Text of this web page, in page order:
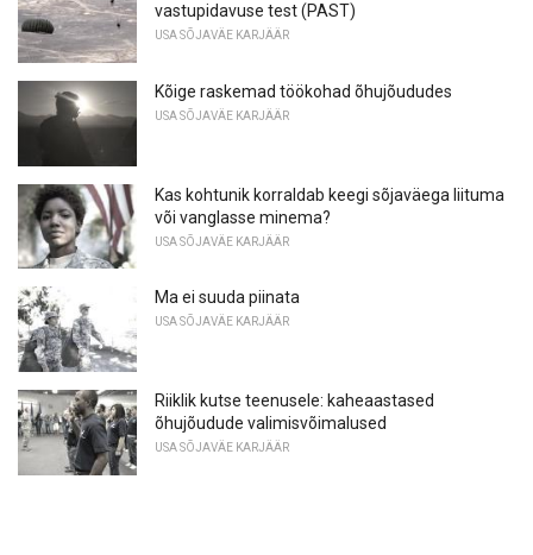
vastupidavuse test (PAST)
USA SÕJAVÄE KARJÄÄR
Kõige raskemad töökohad õhujõududes
USA SÕJAVÄE KARJÄÄR
Kas kohtunik korraldab keegi sõjaväega liituma
või vanglasse minema?
USA SÕJAVÄE KARJÄÄR
Ma ei suuda piinata
USA SÕJAVÄE KARJÄÄR
Riiklik kutse teenusele: kaheaastased
õhujõudude valimisvõimalused
USA SÕJAVÄE KARJÄÄR